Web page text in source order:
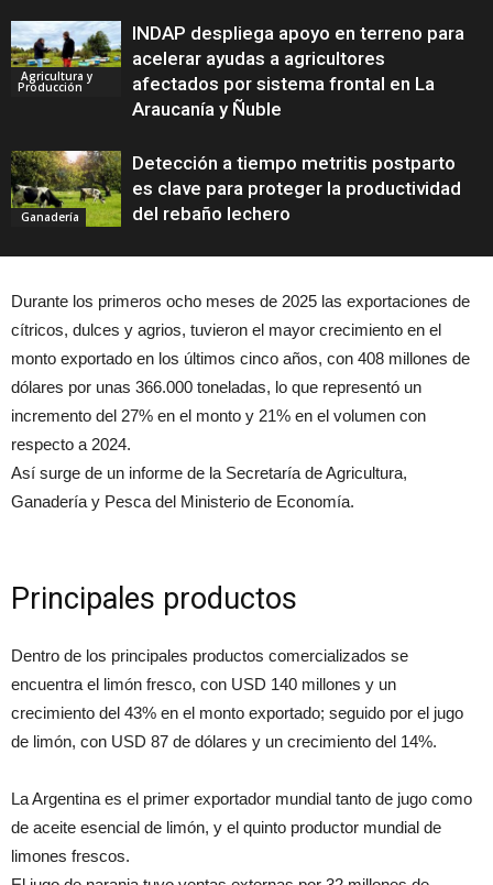
Agricultura y
Producción
INDAP despliega apoyo en terreno para
acelerar ayudas a agricultores
afectados por sistema frontal en La
Araucanía y Ñuble
Ganadería
Detección a tiempo metritis postparto
es clave para proteger la productividad
del rebaño lechero
Durante los primeros ocho meses de 2025 las exportaciones de
cítricos, dulces y agrios, tuvieron el mayor crecimiento en el
monto exportado en los últimos cinco años, con 408 millones de
dólares por unas 366.000 toneladas, lo que representó un
incremento del 27% en el monto y 21% en el volumen con
respecto a 2024.
Así surge de un informe de la Secretaría de Agricultura,
Ganadería y Pesca del Ministerio de Economía.
Principales productos
Dentro de los principales productos comercializados se
encuentra el limón fresco, con USD 140 millones y un
crecimiento del 43% en el monto exportado; seguido por el jugo
de limón, con USD 87 de dólares y un crecimiento del 14%.
La Argentina es el primer exportador mundial tanto de jugo como
de aceite esencial de limón, y el quinto productor mundial de
limones frescos.